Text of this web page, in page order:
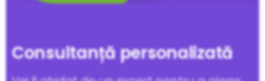
Consultanță personalizată